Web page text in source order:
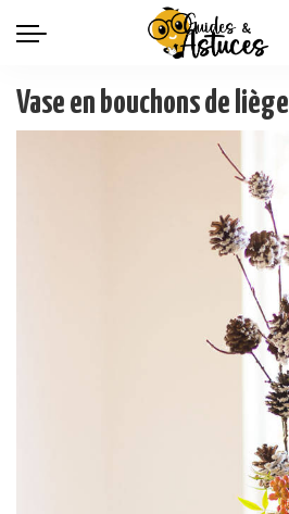
Vase en bouchons de liège